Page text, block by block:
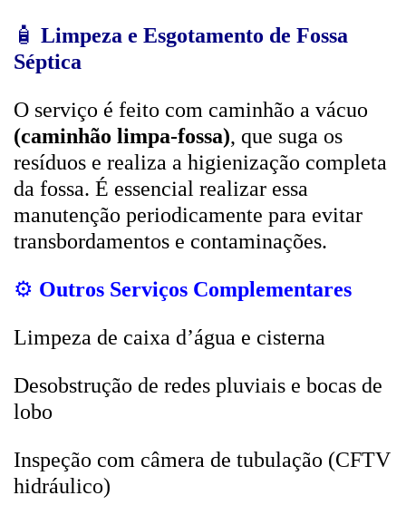
🧴 Limpeza e Esgotamento de Fossa
Séptica
O serviço é feito com caminhão a vácuo
(caminhão limpa-fossa), que suga os
resíduos e realiza a higienização completa
da fossa. É essencial realizar essa
manutenção periodicamente para evitar
transbordamentos e contaminações.
⚙️ Outros Serviços Complementares
Limpeza de caixa d’água e cisterna
Desobstrução de redes pluviais e bocas de
lobo
Inspeção com câmera de tubulação (CFTV
hidráulico)